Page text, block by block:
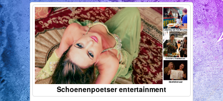
Schoenenpoetser entertainment